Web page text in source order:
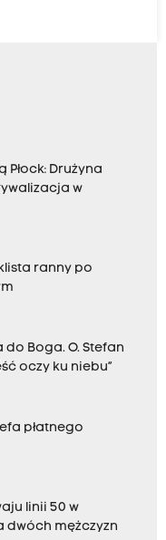
Płock: Drużyna
w
ranny po
Boga. O. Stefan
oczy ku niebu”
płatnego
linii 50 w
dwóch mężczyzn